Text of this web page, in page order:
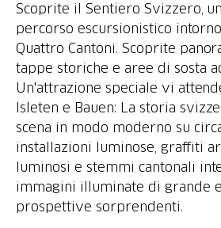
Scoprite il Sentiero Svizzero,
percorso escursionistico
Quattro Cantoni. Scoprite
tappe storiche e aree di sosta
Un'attrazione speciale vi
Isleten e Bauen: La storia
scena in modo moderno su
installazioni luminose, graffiti
luminosi e stemmi cantonali
immagini illuminate di grande
prospettive sorprendenti.